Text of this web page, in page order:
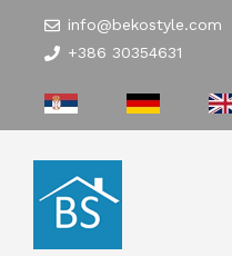
Hoppa info@bekostyle.com
+386 30354631